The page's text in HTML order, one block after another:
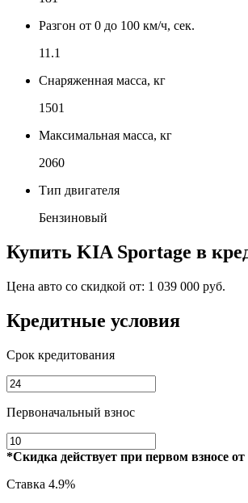
Разгон от 0 до 100 км/ч, сек.
11.1
Снаряженная масса, кг
1501
Максимальная масса, кг
2060
Тип двигателя
Бензиновый
Купить KIA Sportage в
Цена авто со скидкой от: 1 039 000 руб.
Кредитные условия
Срок кредитования
Первоначальный взнос
*Скидка действует при первом взносе от
Ставка 4.9%